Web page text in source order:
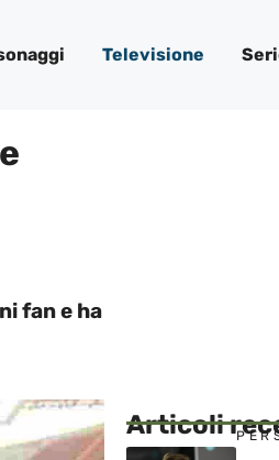
Televisione
fan e ha
Articoli